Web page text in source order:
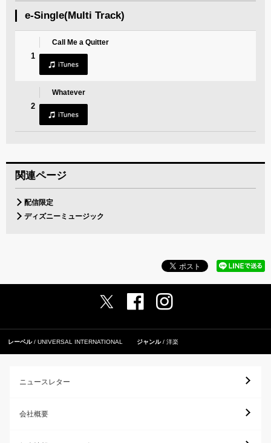
e-Single(Multi Track)
1
Call Me a Quitter
2
Whatever
関連ページ
配信限定
ディズニーミュージック
レーベル UNIVERSAL INTERNATIONAL ジャンル 洋楽
ニュースレター
会社概要